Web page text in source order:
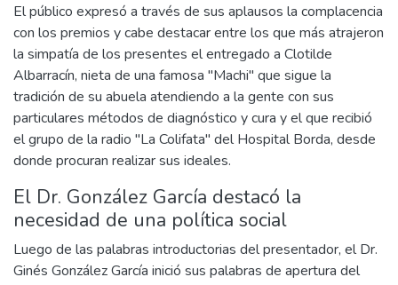
El público expresó a través de sus aplausos la complacencia
con los premios y cabe destacar entre los que más atrajeron
la simpatía de los presentes el entregado a Clotilde
Albarracín, nieta de una famosa "Machi" que sigue la
tradición de su abuela atendiendo a la gente con sus
particulares métodos de diagnóstico y cura y el que recibió
el grupo de la radio "La Colifata" del Hospital Borda, desde
donde procuran realizar sus ideales.
El Dr. González García destacó la
necesidad de una política social
Luego de las palabras introductorias del presentador, el Dr.
Ginés González García inició sus palabras de apertura del